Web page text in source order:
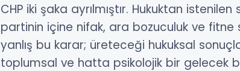
CHP iki şaka ayrılmıştır. Hukuktan
partinin içine nifak, ara bozuculuk ve fitne
yanlış bu karar; üreteceği hukuksal
toplumsal ve hatta psikolojik bir gelecek